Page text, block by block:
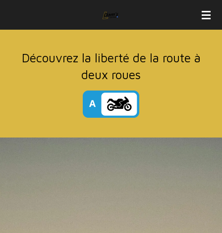
Découvrez la liberté de la route à
deux roues